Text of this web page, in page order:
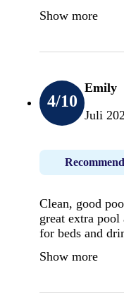
Show more
4/10
Emily
Juli
Clean, good
great extra
for beds and
Show more